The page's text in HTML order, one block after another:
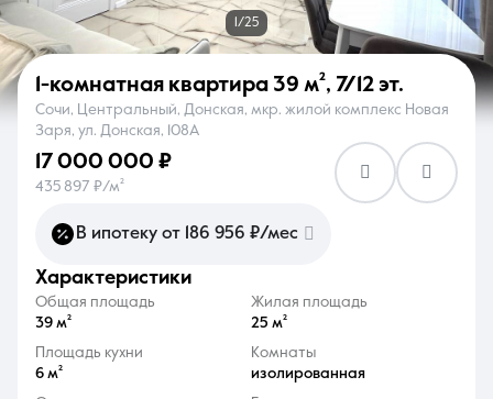
О компании Контакты
8 (861) 297-00-00
Ежедневно с 08:30 до 20:00
1/25
1-комнатная квартира 39 м², 7/12 эт.
Сочи, Центральный, Донская, мкр. жилой комплекс Новая
Заря, ул. Донская, 108А
17 000 000 ₽
435 897 ₽/м²
В ипотеку от 186 956 ₽/мес
характеристики
Общая площадь
39 м²
Жилая площадь
25 м²
Площадь кухни
6 м²
Комнаты
изолированная